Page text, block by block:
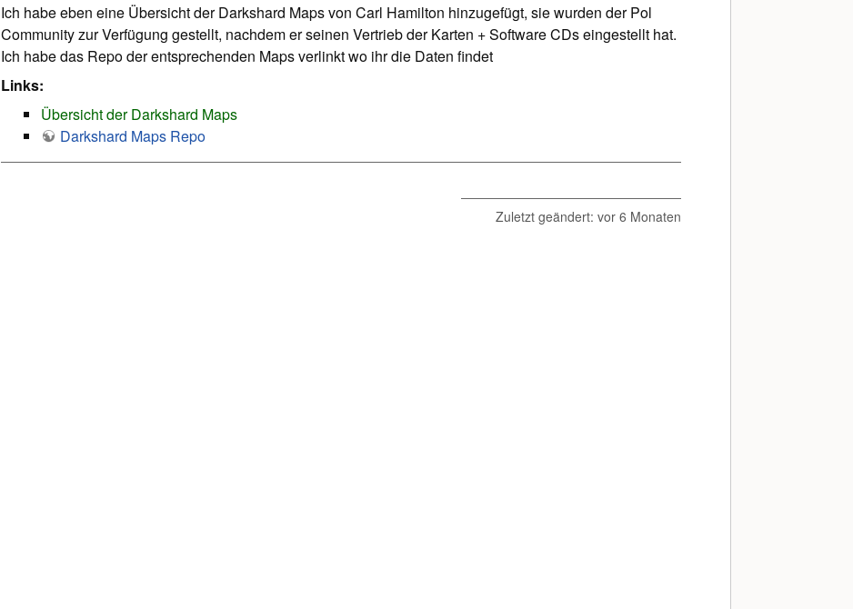
Ich habe eben eine Übersicht der Darkshard Maps von Carl Hamilton hinzugefügt, sie wurden der Pol
Community zur Verfügung gestellt, nachdem er seinen Vertrieb der Karten + Software CDs eingestellt hat.
Ich habe das Repo der entsprechenden Maps verlinkt wo ihr die Daten findet
Links:
Übersicht der Darkshard Maps
Darkshard Maps Repo
Zuletzt geändert: vor 6 Monaten